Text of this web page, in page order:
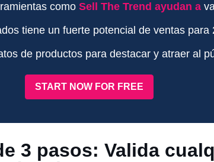
como Sell The Trend ayudan a
tiene un fuerte potencial de ventas para
de productos para destacar y atraer al
START NOW FOR FREE
3 pasos: Valida